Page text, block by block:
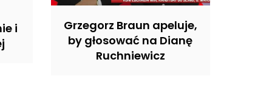
i
Grzegorz Braun apeluje,
by głosować na Dianę
Ruchniewicz